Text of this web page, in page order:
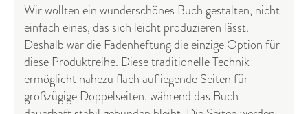
Wir wollten ein wunderschönes Buch gestalten, nicht
einfach eines, das sich leicht produzieren lässt.
Deshalb war die Fadenheftung die einzige Option für
diese Produktreihe. Diese traditionelle Technik
ermöglicht nahezu flach aufliegende Seiten für
großzügige Doppelseiten, während das Buch